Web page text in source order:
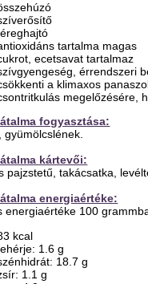
tartalma magas
ecetsavat tartalmaz
érrendszeri
a klimaxos
megelőzésére,
fogyasztása:
gyümölcslének.
kártevői:
pajzstetű, takácsatka,
energiaértéke:
energiaértéke 100
kcal
1.6 g
18.7 g
1.1 g